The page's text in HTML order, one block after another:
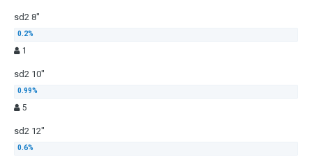
sd2 8"
1
sd2 10"
5
sd2 12"